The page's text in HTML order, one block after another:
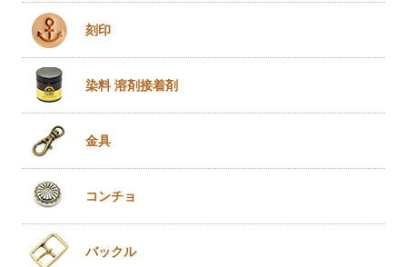
刻印
染料 溶剤接着剤
金具
コンチョ
バックル